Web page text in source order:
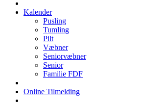
Kalender
Pusling
Tumling
Pilt
Væbner
Seniorvæbner
Senior
Familie FDF
Online Tilmelding